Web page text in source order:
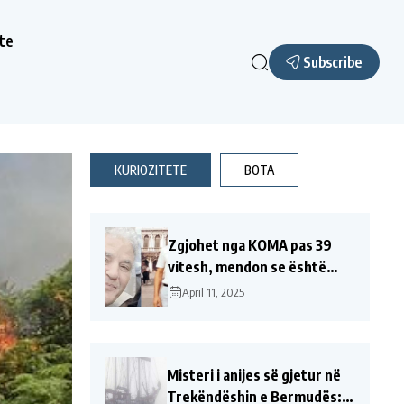
Subscribe
KURIOZITETE BOTA
Zgjohet nga KOMA pas 39
vitesh, mendon se është
akoma 24 vjeç. Nuk e njohu
veten në pasqyre, ja si
April 11, 2025
Misteri i anijes së gjetur në
Trekëndëshin e Bermudës: U